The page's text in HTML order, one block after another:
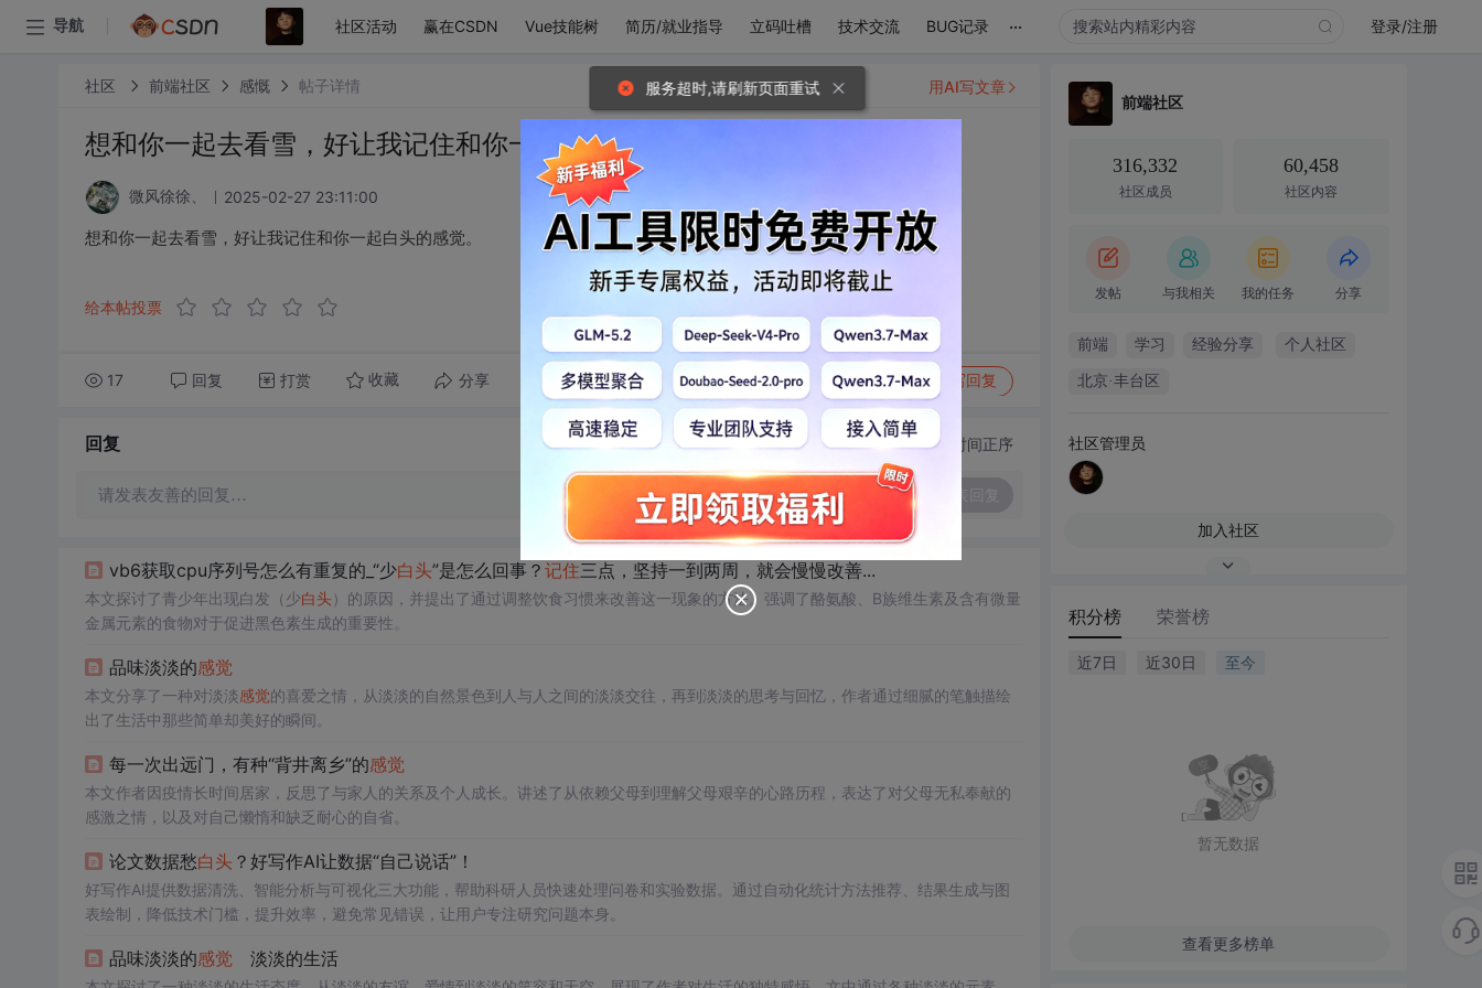
导航 社区活动 赢在CSDN Vue技能树 简历/就业指导 立码吐槽 技术交流 BUG记录 ... 登录/注册
社区 前端社区 感慨 帖子详情
想和你一起去看雪，好让我记住和你一起白头的感觉。
微风徐徐、 2025-02-27 23:11:00
想和你一起去看雪，好让我记住和你一起白头的感觉。
给本帖投票
17 回复 打赏 收藏 分享 转发到动态 举报 写回复
用AI写文章
回复 切换为时间正序
请发表友善的回复…
vb6获取cpu序列号怎么有重复的_“少白头”是怎么回事？ 记住三点，坚持一到两周，就会慢慢改善...
本文探讨了青少年出现白发（少白头）的原因，并提出了通过调整饮食习惯来改善这一现象的方法。强调了酪氨酸、B族维生素及含有微量
金属元素的食物对于促进黑色素生成的重要性。
品味淡淡的感觉
本文分享了一种对淡淡感觉的喜爱之情，从淡淡的自然景色到人与人之间的淡淡交往，再到淡淡的思考与回忆，作者通过细腻的笔触描绘
出了生活中那些简单却美好的瞬间。
每一次出远门，有种“背井离乡”的感觉
本文作者因疫情长时间居家，反思了与家人的关系及个人成长。讲述了从依赖父母到理解父母艰辛的心路历程，表达了对父母无私奉献的
感激之情，以及对自己懒惰和缺乏耐心的自省。
论文数据愁白头 ？好写作AI让数据“自己说话”！
好写作AI提供数据清洗、智能分析与可视化三大功能，帮助科研人员快速处理问卷和实验数据。通过自动化统计方法推荐、结果生成与图
表绘制，降低技术门槛，提升效率，避免常见错误，让用户专注研究问题本身。
品味淡淡的感觉淡淡的生活
前端社区
316,332
社区成员
60,458
社区内容
发帖 与我相关 我的任务 分享
前端 学习 经验分享 个人社区
北京·丰台区
社区管理员
加入社区
积分榜 荣誉榜
近7日 近30日 至今
暂无数据
查看更多榜单
服务超时,请刷新页面重试